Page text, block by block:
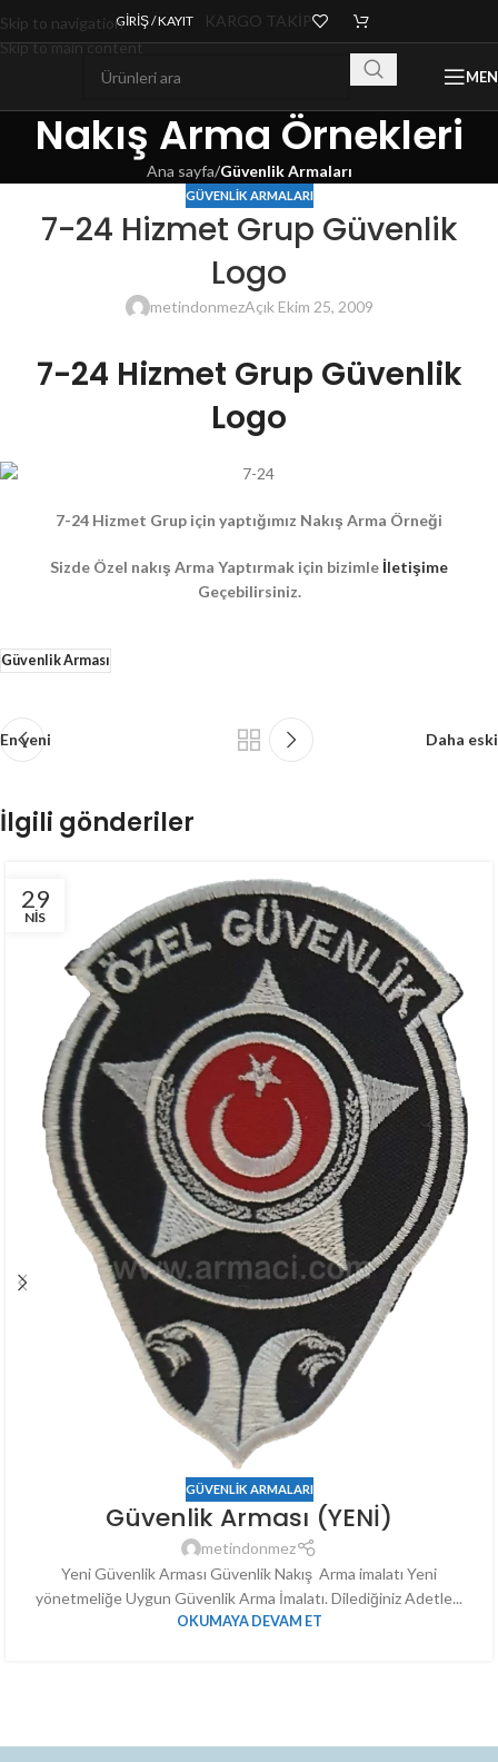
Skip to navigation
Skip to main content
GIRIŞ / KAYIT KARGO TAKİP
Nakış Arma Örnekleri
Ana sayfa/Güvenlik Armaları
GÜVENLIK ARMALARI
7-24 Hizmet Grup Güvenlik
Logo
metindonmezAçık Ekim 25, 2009
7-24 Hizmet Grup Güvenlik
Logo
7-24 Hizmet Grup için yaptığımız Nakış Arma Örneği
Sizde Özel nakış Arma Yaptırmak için bizimle İletişime
Geçebilirsiniz.
Güvenlik Arması
En yeni Daha eski
İlgili gönderiler
29
NIS
GÜVENLIK ARMALARI
Güvenlik Arması (YENİ)
metindonmez
Yeni Güvenlik Arması Güvenlik Nakış Arma imalatı Yeni
yönetmeliğe Uygun Güvenlik Arma İmalatı. Dilediğiniz Adetle...
OKUMAYA DEVAM ET